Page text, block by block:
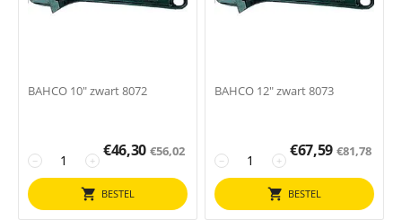
BAHCO 10" zwart 8072
+
−
€46,30 €56,02
BESTEL
BAHCO 12" zwart 8073
+
−
€67,59 €81,78
BESTEL